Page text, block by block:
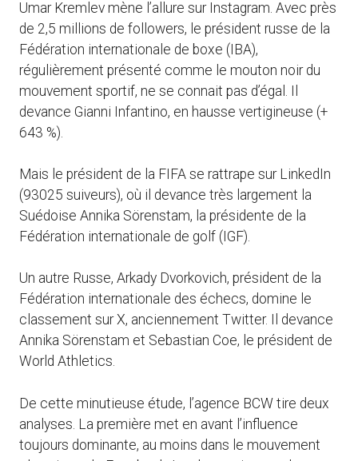
Umar Kremlev mène l’allure sur Instagram. Avec près
de 2,5 millions de followers, le président russe de la
Fédération internationale de boxe (IBA),
régulièrement présenté comme le mouton noir du
mouvement sportif, ne se connait pas d’égal. Il
devance Gianni Infantino, en hausse vertigineuse (+
643 %).
Mais le président de la FIFA se rattrape sur LinkedIn
(93025 suiveurs), où il devance très largement la
Suédoise Annika Sörenstam, la présidente de la
Fédération internationale de golf (IGF).
Un autre Russe, Arkady Dvorkovich, président de la
Fédération internationale des échecs, domine le
classement sur X, anciennement Twitter. Il devance
Annika Sörenstam et Sebastian Coe, le président de
World Athletics.
De cette minutieuse étude, l’agence BCW tire deux
analyses. La première met en avant l’influence
toujours dominante, au moins dans le mouvement